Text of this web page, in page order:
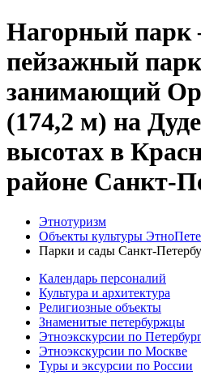
Нагорный
пейзажный
занимающий
(174,2 м) на
высотах в
районе Санкт-
Этнотуризм
Объекты культуры
Парки и сады Санкт-
Календарь персоналий
Культура и архитектура
Религиозные объекты
Знаменитые петербуржцы
Этноэкскурсии по
Этноэкскурсии по Москве
Туры и эксурсии по России